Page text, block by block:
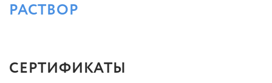
РАСТВОР
СЕРТИФИКАТЫ